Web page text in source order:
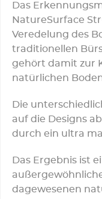
Das
NatureSurface
Veredelung des
traditionellen
gehört damit zur
natürlichen
Die
auf die Designs
durch ein ultra
Das Ergebnis ist
dagewesenen